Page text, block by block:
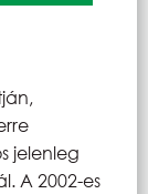
jelenleg
A 2002-es